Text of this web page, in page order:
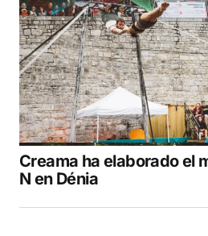
Creama ha elaborado el
N en Dénia